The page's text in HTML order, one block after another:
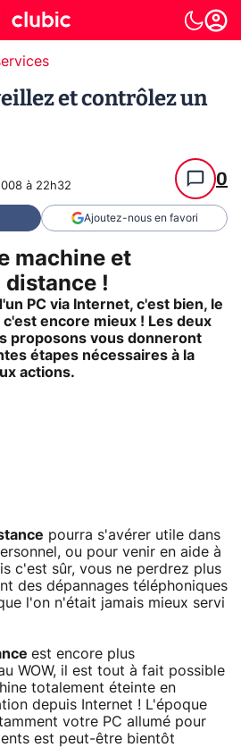
et contrôlez un
à 22h32 0
Ajoutez-nous en favori
machine et
!
PC via Internet, c'est bien, le
encore mieux ! Les deux
proposons vous donneront
étapes nécessaires à la
actions.
pourra s'avérer utile dans
ou pour venir en aide à
c'est sûr, vous ne perdrez plus
des dépannages téléphoniques
l'on n'était jamais mieux servi
est encore plus
WOW, il est tout à fait possible
totalement éteinte en
depuis Internet ! L'époque
votre PC allumé pour
est peut-être bientôt